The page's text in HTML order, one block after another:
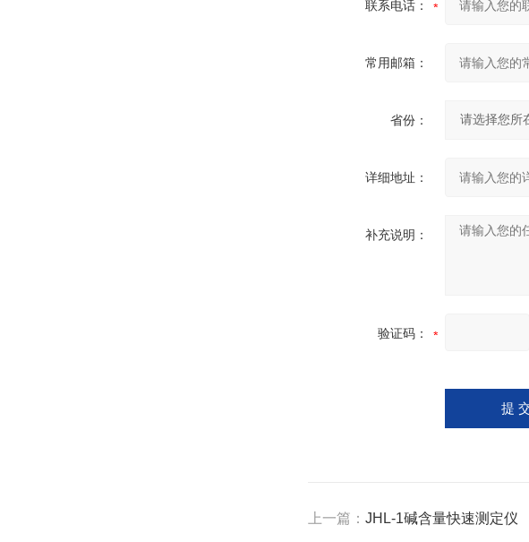
联系电话：
常用邮箱：
省份：
详细地址：
补充说明：
验证码：
上一篇： JHL-1碱含量快速测定仪